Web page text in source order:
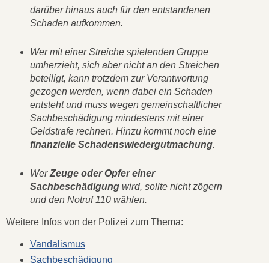
darüber hinaus auch für den entstandenen
Schaden aufkommen.
Wer mit einer Streiche spielenden Gruppe
umherzieht, sich aber nicht an den Streichen
beteiligt, kann trotzdem zur Verantwortung
gezogen werden, wenn dabei ein Schaden
entsteht und muss wegen gemeinschaftlicher
Sachbeschädigung mindestens mit einer
Geldstrafe rechnen. Hinzu kommt noch eine
finanzielle Schadenswiedergutmachung.
WerZeuge oder Opfer einer
Sachbeschädigungwird, sollte nicht zögern
und den Notruf 110 wählen.
Weitere Infos von der Polizei zum Thema:
Vandalismus
Sachbeschädigung